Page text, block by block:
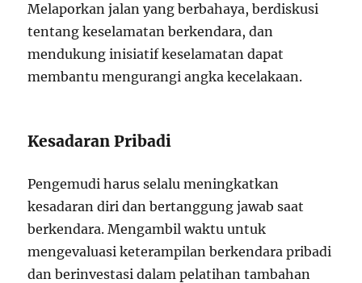
Melaporkan jalan yang berbahaya, berdiskusi
tentang keselamatan berkendara, dan
mendukung inisiatif keselamatan dapat
membantu mengurangi angka kecelakaan.
Kesadaran Pribadi
Pengemudi harus selalu meningkatkan
kesadaran diri dan bertanggung jawab saat
berkendara. Mengambil waktu untuk
mengevaluasi keterampilan berkendara pribadi
dan berinvestasi dalam pelatihan tambahan